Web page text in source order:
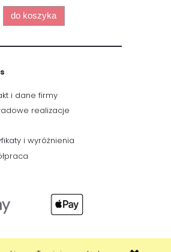
do koszyka
i dane firmy
realizacje
i wyróżnienia